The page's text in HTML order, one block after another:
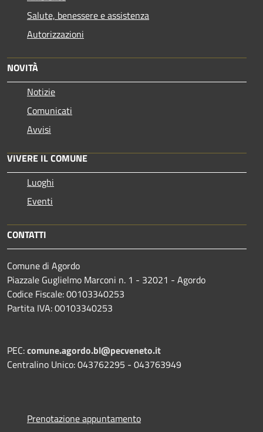
Salute, benessere e assistenza
Autorizzazioni
NOVITÀ
Notizie
Comunicati
Avvisi
VIVERE IL COMUNE
Luoghi
Eventi
CONTATTI
Comune di Agordo
Piazzale Guglielmo Marconi n. 1 - 32021 - Agordo
Codice Fiscale: 00103340253
Partita IVA: 00103340253
PEC:comune.agordo.bl@pecveneto.it
Centralino Unico: 043762295 - 043763949
Prenotazione appuntamento